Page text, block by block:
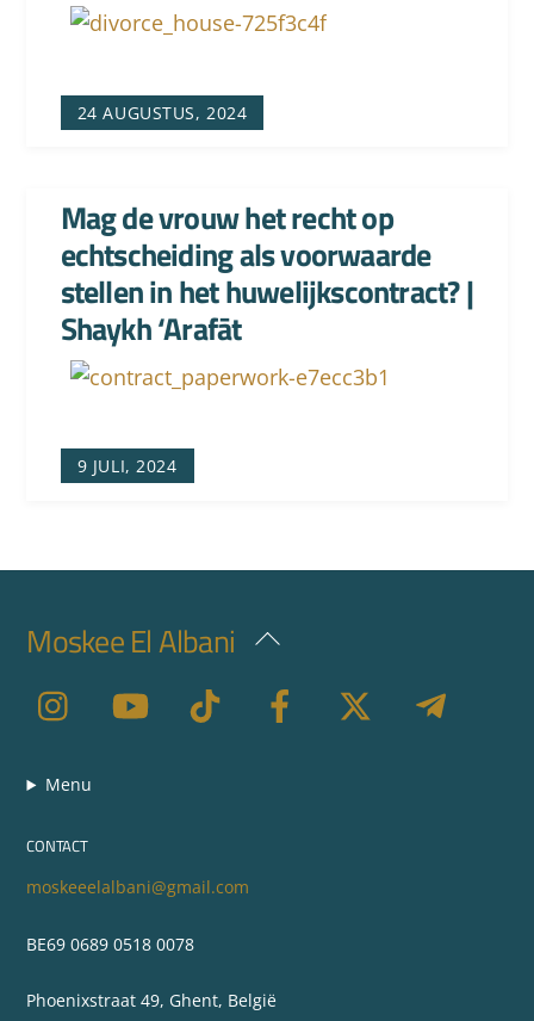
24 AUGUSTUS, 2024
9 JULI, 2024
Mag de vrouw het recht op
echtscheiding als voorwaarde
stellen in het huwelijkscontract? |
Shaykh ‘Arafāt
Back
Top
Moskee El Albani
Menu
CONTACT
moskeeelalbani@gmail.com
BE69 0689 0518 0078
Phoenixstraat 49, Ghent, België